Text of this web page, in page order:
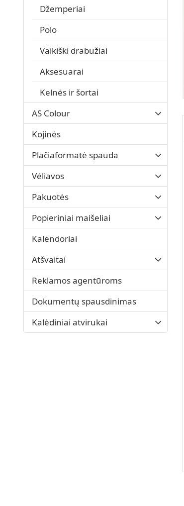
Džemperiai
Polo
Vaikiški drabužiai
Aksesuarai
Kelnės ir šortai
AS Colour
Kojinės
Plačiaformatė spauda
Vėliavos
Pakuotės
Popieriniai maišeliai
Kalendoriai
Atšvaitai
Reklamos agentūroms
Dokumentų spausdinimas
Kalėdiniai atvirukai